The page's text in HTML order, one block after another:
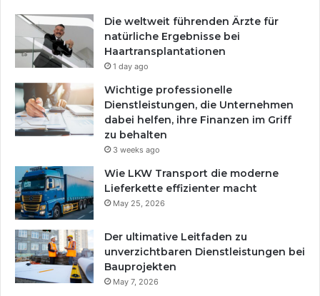
Die weltweit führenden Ärzte für
natürliche Ergebnisse bei
Haartransplantationen
1 day ago
Wichtige professionelle
Dienstleistungen, die Unternehmen
dabei helfen, ihre Finanzen im Griff
zu behalten
3 weeks ago
Wie LKW Transport die moderne
Lieferkette effizienter macht
May 25, 2026
Der ultimative Leitfaden zu
unverzichtbaren Dienstleistungen bei
Bauprojekten
May 7, 2026